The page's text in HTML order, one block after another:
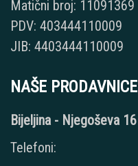
Matični broj: 11091369
PDV: 403444110009
JIB: 4403444110009
NAŠE PRODAVNICE
Bijeljina - Njegoševa 16
Telefoni: